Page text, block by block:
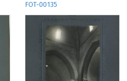
FOT-00135